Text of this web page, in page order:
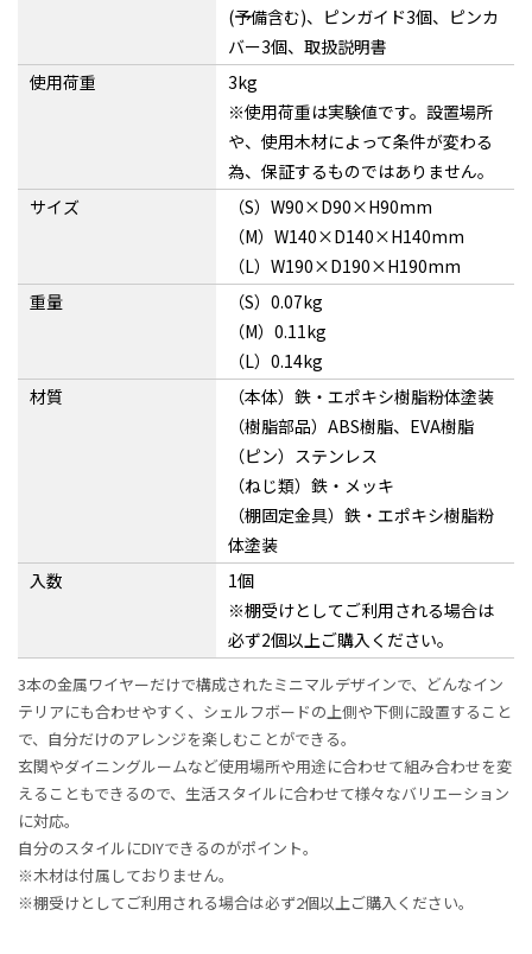
(予備含む)、ピンガイド3個、ピンカ
バー3個、取扱説明書
使用荷重
3kg
※使用荷重は実験値です。設置場所
や、使用木材によって条件が変わる
為、保証するものではありません。
サイズ
（S）W90×D90×H90mm
（M）W140×D140×H140mm
（L）W190×D190×H190mm
重量
（S）0.07kg
（M）0.11kg
（L）0.14kg
材質
（本体）鉄・エポキシ樹脂粉体塗装
（樹脂部品）ABS樹脂、EVA樹脂
（ピン）ステンレス
（ねじ類）鉄・メッキ
（棚固定金具）鉄・エポキシ樹脂粉
体塗装
入数
1個
※棚受けとしてご利用される場合は
必ず2個以上ご購入ください。
3本の金属ワイヤーだけで構成されたミニマルデザインで、どんなイン
テリアにも合わせやすく、シェルフボードの上側や下側に設置すること
で、自分だけのアレンジを楽しむことができる。
玄関やダイニングルームなど使用場所や用途に合わせて組み合わせを変
えることもできるので、生活スタイルに合わせて様々なバリエーション
に対応。
自分のスタイルにDIYできるのがポイント。
※木材は付属しておりません。
※棚受けとしてご利用される場合は必ず2個以上ご購入ください。